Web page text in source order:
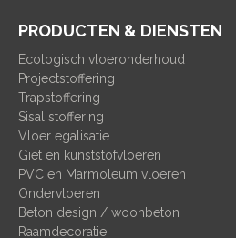
PRODUCTEN & DIENSTEN
Ecologisch vloeronderhoud
Projectstoffering
Trapstoffering
Sisal stoffering
Vloer egalisatie
Giet en kunststofvloeren
PVC en Marmoleum vloeren
Ondervloeren
Beton design / woonbeton
Raamdecoratie